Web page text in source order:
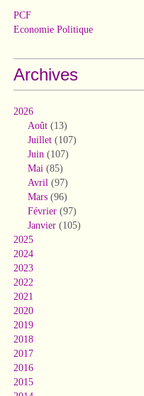
PCF
Economie Politique
Archives
2026
Août (13)
Juillet (107)
Juin (107)
Mai (85)
Avril (97)
Mars (96)
Février (97)
Janvier (105)
2025
2024
2023
2022
2021
2020
2019
2018
2017
2016
2015